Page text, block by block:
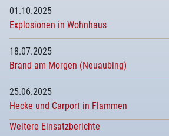
01.10.2025
Explosionen in Wohnhaus
18.07.2025
Brand am Morgen (Neuaubing)
25.06.2025
Hecke und Carport in Flammen
Weitere Einsatzberichte